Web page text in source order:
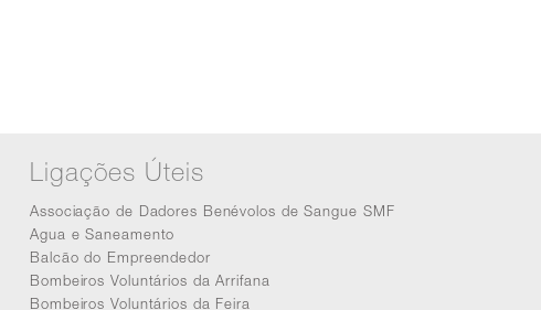
Ligações Úteis
Associação de Dadores Benévolos de Sangue SMF
Agua e Saneamento
Balcão do Empreendedor
Bombeiros Voluntários da Arrifana
Bombeiros Voluntários da Feira